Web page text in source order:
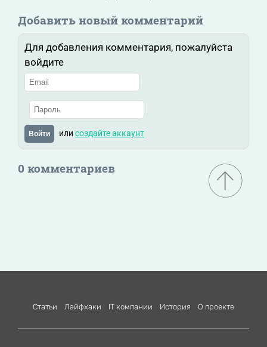
Добавить новый комментарий
Для добавления комментария, пожалуйста
войдите
Войти или создайте аккаунт
0 комментариев
Статьи Лайфхаки IT компании История О проекте